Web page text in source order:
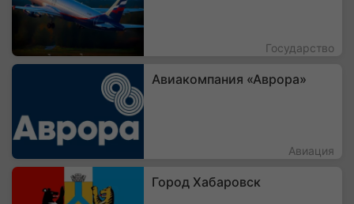
Государство
Авиакомпания «Аврора»
Авиация
Город Хабаровск